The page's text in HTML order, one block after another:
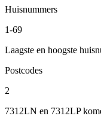
Huisnummers
1-69
Laagste en hoogste
Postcodes
2
7312LN en 7312LP